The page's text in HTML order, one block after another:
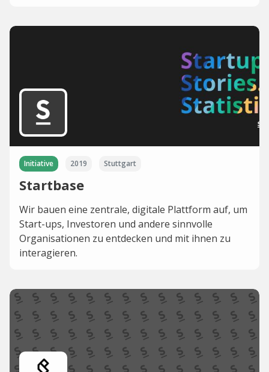
Initiative 2019 Stuttgart
Startbase
Wir bauen eine zentrale, digitale Plattform auf, um
Start-ups, Investoren und andere sinnvolle
Organisationen zu entdecken und mit ihnen zu
interagieren.